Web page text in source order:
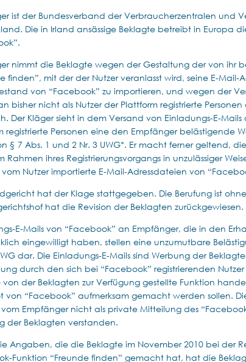
ist der Bundesverband der Verbraucherzentralen und
Die in Irland ansässige Beklagte betreibt in Europa
nimmt die Beklagte wegen der Gestaltung der von ihr
finden”, mit der der Nutzer veranlasst wird, seine E-Mail-
von “Facebook” zu importieren, und wegen der
bisher nicht als Nutzer der Plattform registrierte Personen
Der Kläger sieht in dem Versand von Einladungs-E-
registrierte Personen eine den Empfänger belästigende
§ 7 Abs. 1 und 2 Nr. 3 UWG*. Er macht ferner geltend,
Rahmen ihres Registrierungsvorgangs in unzulässiger
vom Nutzer importierte E-Mail-Adressdateien von
hat der Klage stattgegeben. Die Berufung ist
hat die Revision der Beklagten zurückgewiesen.
E-Mails von “Facebook” an Empfänger, die in den
eingewilligt haben, stellen eine unzumutbare
dar. Die Einladungs-E-Mails sind Werbung der
durch den sich bei “Facebook” registrierenden Nutzer
von der Beklagten zur Verfügung gestellte Funktion
von “Facebook” aufmerksam gemacht werden sollen.
Empfänger nicht als private Mitteilung des
der Beklagten verstanden.
Angaben, die die Beklagte im November 2010 bei der
Funktion “Freunde finden” gemacht hat, hat die